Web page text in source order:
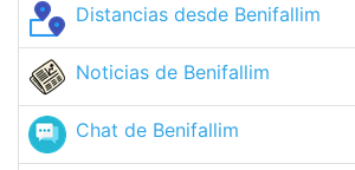
Distancias desde Benifallim
Noticias de Benifallim
Chat de Benifallim